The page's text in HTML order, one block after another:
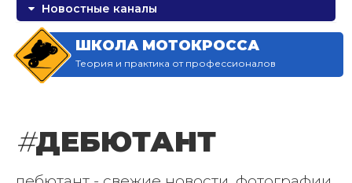
Новостные каналы
ШКОЛА МОТОКРОССА
Теория и практика от профессионалов
#ДЕБЮТАНТ